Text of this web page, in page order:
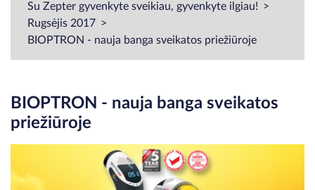
Su Zepter gyvenkyte sveikiau, gyvenkyte ilgiau!
Rugsėjis 2017
BIOPTRON - nauja banga sveikatos priežiūroje
BIOPTRON - nauja banga sveikatos
priežiūroje